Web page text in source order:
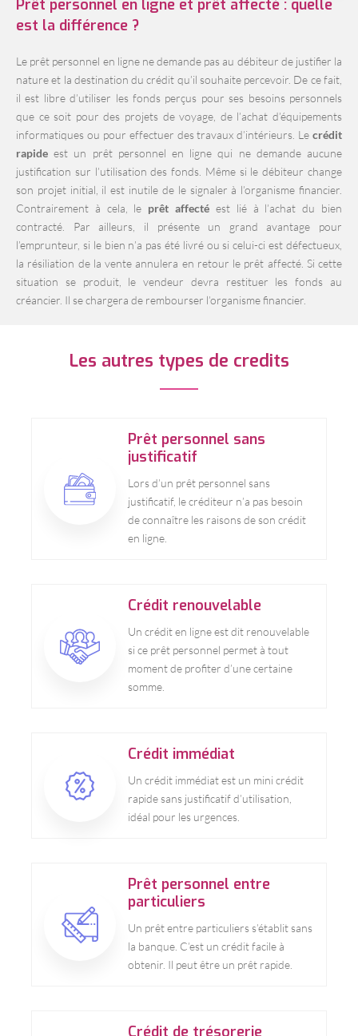
Prêt personnel en ligne et prêt affecté : quelle
est la différence ?
Le prêt personnel en ligne ne demande pas au débiteur de justifier la
nature et la destination du crédit qu’il souhaite percevoir. De ce fait,
il est libre d’utiliser les fonds perçus pour ses besoins personnels
que ce soit pour des projets de voyage, de l’achat d’équipements
informatiques ou pour effectuer des travaux d’intérieurs. Le crédit
rapide est un prêt personnel en ligne qui ne demande aucune
justification sur l’utilisation des fonds. Même si le débiteur change
son projet initial, il est inutile de le signaler à l’organisme financier.
Contrairement à cela, le prêt affecté est lié à l’achat du bien
contracté. Par ailleurs, il présente un grand avantage pour
l’emprunteur, si le bien n’a pas été livré ou si celui-ci est défectueux,
la résiliation de la vente annulera en retour le prêt affecté. Si cette
situation se produit, le vendeur devra restituer les fonds au
créancier. Il se chargera de rembourser l’organisme financier.
Les autres types de credits
Prêt personnel sans
justificatif
Lors d’un prêt personnel sans
justificatif, le créditeur n’a pas besoin
de connaître les raisons de son crédit
en ligne.
Crédit renouvelable
Un crédit en ligne est dit renouvelable
si ce prêt personnel permet à tout
moment de profiter d’une certaine
somme.
Crédit immédiat
Un crédit immédiat est un mini crédit
rapide sans justificatif d’utilisation,
idéal pour les urgences.
Prêt personnel entre
particuliers
Un prêt entre particuliers s’établit sans
la banque. C’est un crédit facile à
obtenir. Il peut être un prêt rapide.